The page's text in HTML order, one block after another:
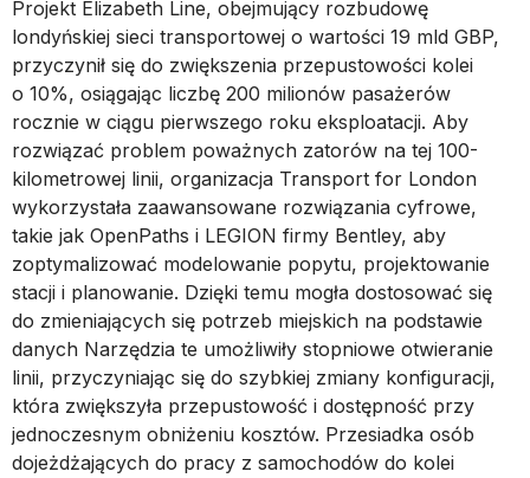
Projekt Elizabeth Line, obejmujący rozbudowę
londyńskiej sieci transportowej o wartości 19 mld GBP,
przyczynił się do zwiększenia przepustowości kolei
o 10%, osiągając liczbę 200 milionów pasażerów
rocznie w ciągu pierwszego roku eksploatacji. Aby
rozwiązać problem poważnych zatorów na tej 100-
kilometrowej linii, organizacja Transport for London
wykorzystała zaawansowane rozwiązania cyfrowe,
takie jak OpenPaths i LEGION firmy Bentley, aby
zoptymalizować modelowanie popytu, projektowanie
stacji i planowanie. Dzięki temu mogła dostosować się
do zmieniających się potrzeb miejskich na podstawie
danych Narzędzia te umożliwiły stopniowe otwieranie
linii, przyczyniając się do szybkiej zmiany konfiguracji,
która zwiększyła przepustowość i dostępność przy
jednoczesnym obniżeniu kosztów. Przesiadka osób
dojeżdżających do pracy z samochodów do kolei